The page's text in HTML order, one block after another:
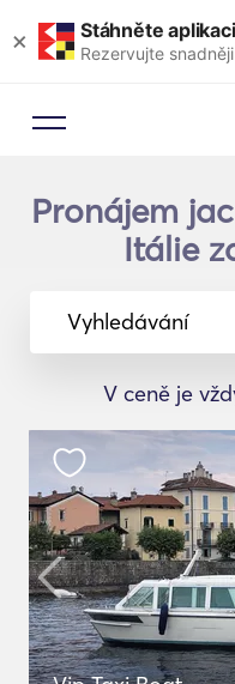
× Stáhněte aplikaci
Rezervujte snadněji
Pronájem
Itálie
Vyhledávání
V ceně je